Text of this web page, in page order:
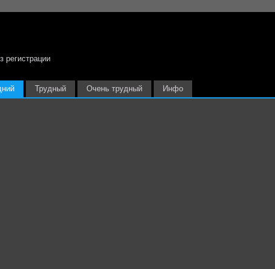
регистрации
Трудный Очень трудный Инфо